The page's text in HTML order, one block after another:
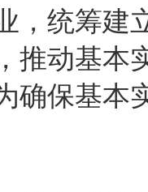
，统筹建
推动基本
确保基本